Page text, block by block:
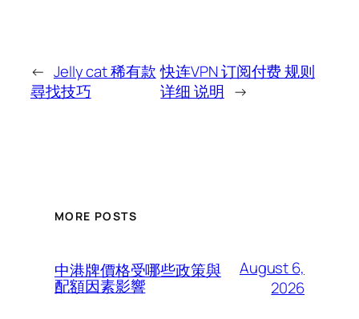
← Jelly cat 稀有款
尋找技巧
快连VPN 订阅付费 规则
详细 说明 →
MORE POSTS
中港牌價格受哪些政策與
配額因素影響
August 6,
2026